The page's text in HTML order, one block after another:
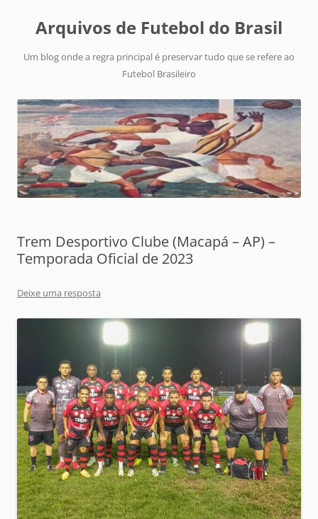
Arquivos de Futebol do Brasil
Um blog onde a regra principal é preservar tudo que se refere ao
Futebol Brasileiro
Trem Desportivo Clube (Macapá – AP) –
Temporada Oficial de 2023
Deixe uma resposta